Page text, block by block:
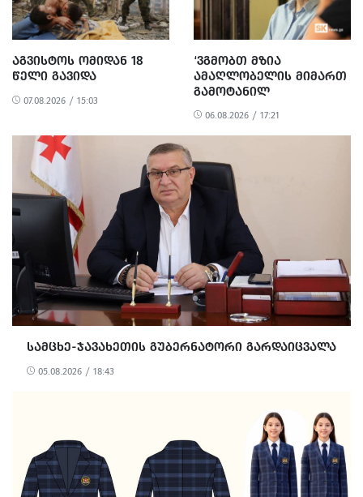
ᲐᲒᲕᲘᲡᲢᲝᲡ ᲝᲛᲘᲓᲐᲜ 18
ᲬᲔᲚᲘ ᲒᲐᲕᲘᲓᲐ
07.08.2026 / 15:03
‘ᲕᲒᲛᲝᲑᲗ ᲛᲖᲘᲐ
ᲐᲛᲐᲦᲚᲝᲑᲔᲚᲘᲡ ᲛᲘᲛᲐᲠᲗ
ᲒᲐᲛᲝᲢᲐᲜᲘᲚ
ᲐᲠᲐᲞᲠᲝᲞᲝᲠᲪᲘᲣᲚ ᲓᲐ
ᲞᲝᲚᲘᲢᲘᲖᲔᲑᲣᲚ
ᲒᲐᲜᲐᲩᲔᲜᲡ’ -
06.08.2026 / 17:21
ᲡᲐᲛᲪᲮᲔ-ᲯᲐᲕᲐᲮᲔᲗᲘᲡ ᲒᲣᲑᲔᲠᲜᲐᲢᲝᲠᲘ ᲒᲐᲠᲓᲐᲘᲪᲕᲐᲚᲐ
05.08.2026 / 18:43